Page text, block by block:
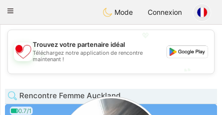
日本Chat
Toggle
Mode Connexion
💖
💕
Trouvez votre partenaire idéal
Téléchargez notre application de rencontre
maintenant !
Rencontre Femme Auckland
0.7/1